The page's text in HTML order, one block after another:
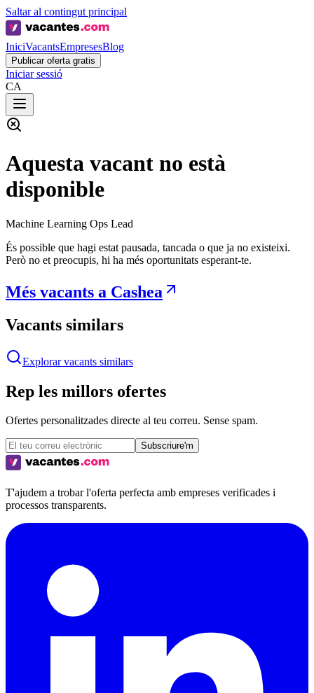
Saltar al contingut principal
IniciVacantsEmpresesBlog
Publicar oferta gratis
Iniciar sessió
CA
Aquesta vacant no està
disponible
Machine Learning Ops Lead
És possible que hagi estat pausada, tancada o que ja no existeixi.
Però no et preocupis, hi ha més oportunitats esperant-te.
Més vacants a Cashea
Vacants similars
Explorar vacants similars
Rep les millors ofertes
Ofertes personalitzades directe al teu correu. Sense spam.
Subscriure'm
T'ajudem a trobar l'oferta perfecta amb empreses verificades i
processos transparents.